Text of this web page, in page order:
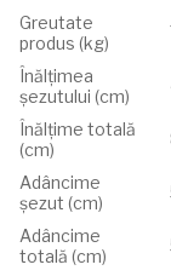
Greutate
produs (kg)
Înălțimea
șezutului (сm)
Înălțime totală
(cm)
Adâncime
șezut (cm)
Adâncime
totală (cm)